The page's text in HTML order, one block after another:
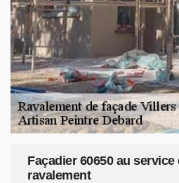
Façadier 60650 au service
ravalement